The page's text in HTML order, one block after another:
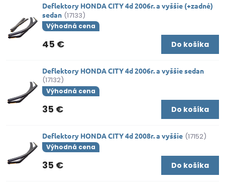
Deflektory HONDA CITY 4d 2006r. a vyššie (+zadné)
sedan (17133)
Výhodná cena
45 € Do košíka
Deflektory HONDA CITY 4d 2006r. a vyššie sedan
(17132)
Výhodná cena
35 € Do košíka
Deflektory HONDA CITY 4d 2008r. a vyššie (17152)
Výhodná cena
35 € Do košíka